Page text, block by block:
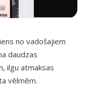
no vadošajiem
daudzas
ilgu atmaksas
vēlmēm.